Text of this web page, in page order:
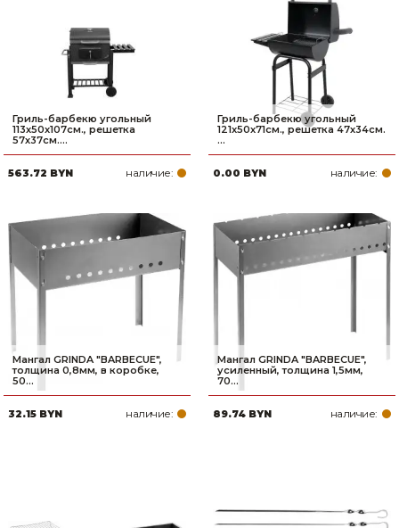
Гриль-барбекю угольный
113x50x107см., решетка
57х37см....
563.72 BYN наличие:
Гриль-барбекю угольный
121x50x71см., решетка 47х34см.
...
0.00 BYN наличие:
Мангал GRINDA ″BARBECUE″,
толщина 0,8мм, в коробке,
50...
32.15 BYN наличие:
Мангал GRINDA ″BARBECUE″,
усиленный, толщина 1,5мм,
70...
89.74 BYN наличие: